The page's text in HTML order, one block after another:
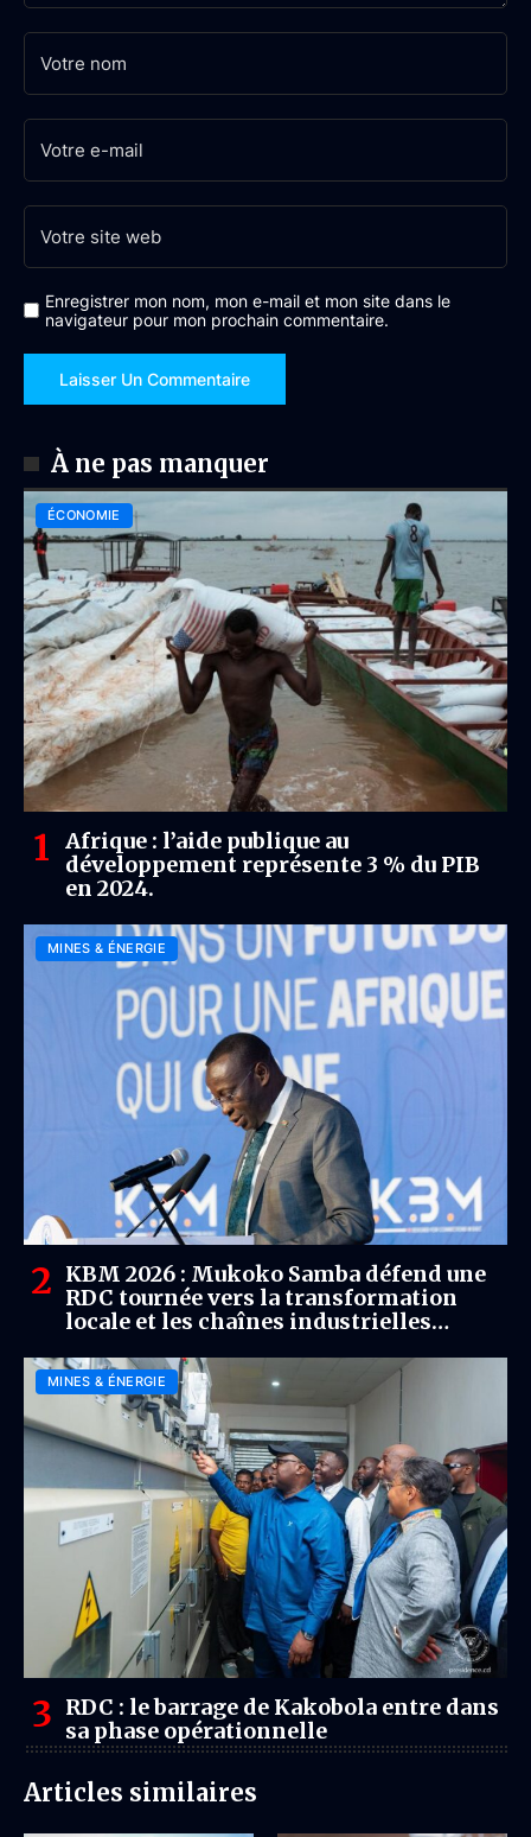
Enregistrer mon nom, mon e-mail et mon site dans le
navigateur pour mon prochain commentaire.
À ne pas manquer
ÉCONOMIE
Afrique : l’aide publique au
développement représente 3 % du PIB
en 2024.
MINES & ÉNERGIE
KBM 2026 : Mukoko Samba défend une
RDC tournée vers la transformation
locale et les chaînes industrielles
MINES & ÉNERGIE
RDC : le barrage de Kakobola entre dans
sa phase opérationnelle
Articles similaires